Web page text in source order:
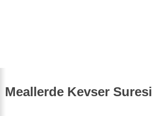
Meallerde Kevser Suresi